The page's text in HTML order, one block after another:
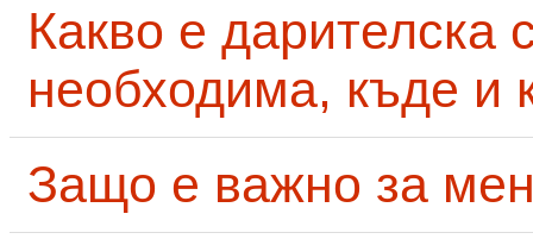
Какво е дарителска
необходима, къде и
Защо е важно за